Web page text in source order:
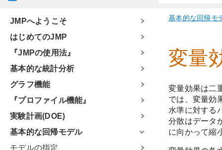
JMPへようこそ
はじめてのJMP
『JMPの使用法』
基本的な統計分析
グラフ機能
『プロファイル機能』
実験計画(DOE)
基本的な回帰モデル
モデルの指定